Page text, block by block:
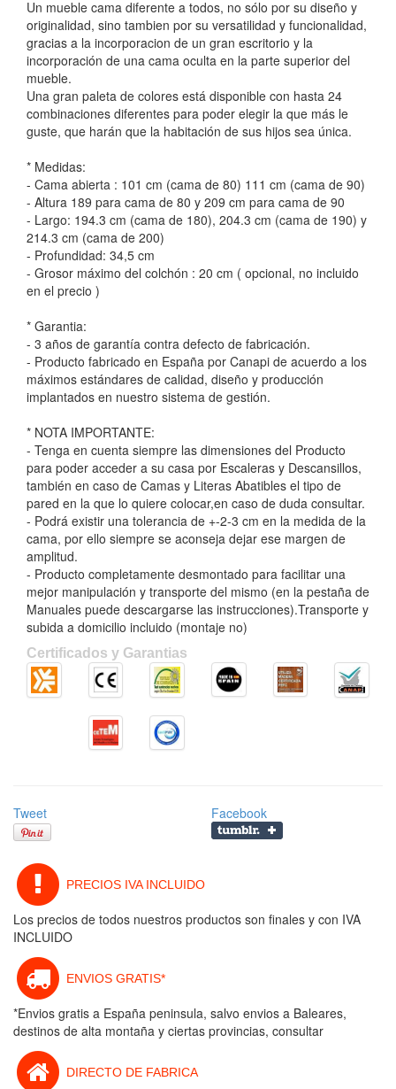
Un mueble cama diferente a todos, no sólo por su diseño y
originalidad, sino tambien por su versatilidad y funcionalidad,
gracias a la incorporacion de un gran escritorio y la
incorporación de una cama oculta en la parte superior del
mueble.
Una gran paleta de colores está disponible con hasta 24
combinaciones diferentes para poder elegir la que más le
guste, que harán que la habitación de sus hijos sea única.
* Medidas:
- Cama abierta : 101 cm (cama de 80) 111 cm (cama de 90)
- Altura 189 para cama de 80 y 209 cm para cama de 90
- Largo: 194.3 cm (cama de 180), 204.3 cm (cama de 190) y
214.3 cm (cama de 200)
- Profundidad: 34,5 cm
- Grosor máximo del colchón : 20 cm ( opcional, no incluido
en el precio )
* Garantia:
- 3 años de garantía contra defecto de fabricación.
- Producto fabricado en España por Canapi de acuerdo a los
máximos estándares de calidad, diseño y producción
implantados en nuestro sistema de gestión.
* NOTA IMPORTANTE:
- Tenga en cuenta siempre las dimensiones del Producto
para poder acceder a su casa por Escaleras y Descansillos,
también en caso de Camas y Literas Abatibles el tipo de
pared en la que lo quiere colocar,en caso de duda consultar.
- Podrá existir una tolerancia de +-2-3 cm en la medida de la
cama, por ello siempre se aconseja dejar ese margen de
amplitud.
- Producto completamente desmontado para facilitar una
mejor manipulación y transporte del mismo (en la pestaña de
Manuales puede descargarse las instrucciones).Transporte y
subida a domicilio incluido (montaje no)
Certificados y Garantias
Tweet Facebook
PRECIOS IVA INCLUIDO
Los precios de todos nuestros productos son finales y con IVA
INCLUIDO
ENVIOS GRATIS*
*Envios gratis a España peninsula, salvo envios a Baleares,
destinos de alta montaña y ciertas provincias, consultar
DIRECTO DE FABRICA